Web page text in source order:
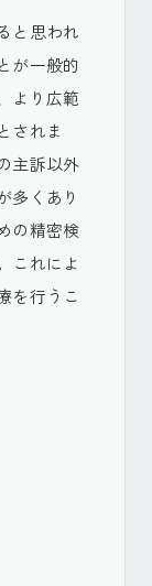
と思われ
が一般的
より広範
されま
主訴以外
多くあり
の精密検
これによ
を行うこ